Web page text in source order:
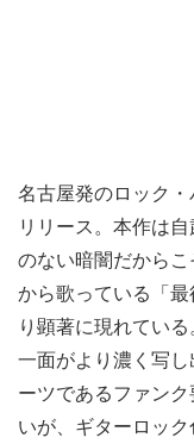
名古屋発のロック
リリース。本作は
のない暗闇だから
から歌っている「
り顕著に現れてい
一面がより濃く写
ーツであるファン
いが、ギターロッ